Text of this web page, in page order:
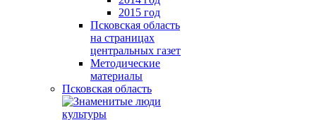
2015 год
Псковская область
на страницах
центральных газет
Методические
материалы
Псковская область